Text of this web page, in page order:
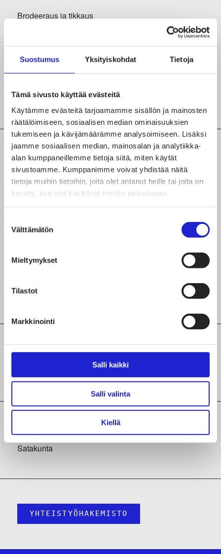
Suostumus Yksityiskohdat Tietoja
Tämä sivusto käyttää evästeitä
Käytämme evästeitä tarjoamamme sisällön ja mainosten
räätälöimiseen, sosiaalisen median ominaisuuksien
tukemiseen ja kävijämäärämme analysoimiseen. Lisäksi
jaamme sosiaalisen median, mainosalan ja analytiikka-
alan kumppaneillemme tietoja siitä, miten käytät
sivustoamme. Kumppanimme voivat yhdistää näitä
tietoja muihin tietoihin, joita olet antanut heille tai joita on
kerätty, kun olet käyttänyt heidän palvelujaan.
valinta
Välttämätön
Mieltymykset
Tilastot
Markkinointi
Salli kaikki
Salli valinta
Kiellä
Brodeeraus ja tikkaus
Malliompelu
Muu tekstiili-ja vaatealan valmistusvaihe
Teollinen ompelu
Lisätiedot yrityksen tuotteista,
palveluista ja valmistusvaiheista
Valmistamme tikattavia ja polyesterikuitutäyteisiä
Sairaanhoidon tuotteita, hygieniapatjoja,
Valmistamme myös esimerkiksi sijauspatjoja,
Sertifikaatit
Satakunta
YHTEISTYÖHAKEMISTO